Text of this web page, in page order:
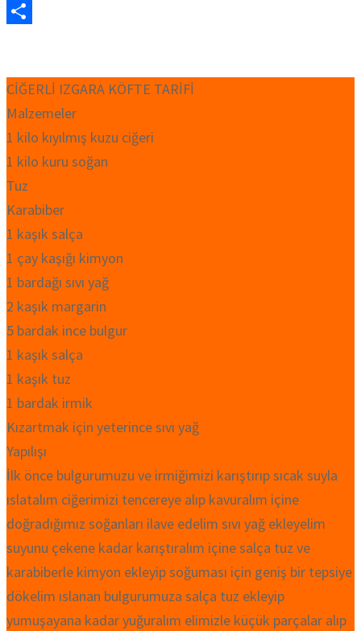
LinkedIn
CİĞERLİ IZGARA KÖFTE TARİFİ
Malzemeler
1 kilo kıyılmış kuzu ciğeri
1 kilo kuru soğan
Tuz
Karabiber
1 kaşık salça
1 çay kaşığı kimyon
1 bardağı sıvı yağ
2 kaşık margarin
5 bardak ince bulgur
1 kaşık salça
1 kaşık tuz
1 bardak irmik
Kızartmak için yeterince sıvı yağ
Yapılışı
İlk önce bulgurumuzu ve irmiğimizi karıştırıp sıcak suyla
ıslatalım ciğerimizi tencereye alıp kavuralım içine
doğradığımız soğanları ilave edelim sıvı yağ ekleyelim
suyunu çekene kadar karıştıralım içine salça tuz ve
karabiberle kimyon ekleyip soğuması için geniş bir tepsiye
dökelim ıslanan bulgurumuza salça tuz ekleyip
yumuşayana kadar yuğuralım elimizle küçük parçalar alıp